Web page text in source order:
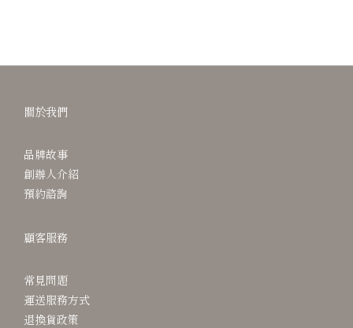
關於我們
品牌故事
創辦人介紹
預約諮詢
顧客服務
常見問題
運送服務方式
退換貨政策